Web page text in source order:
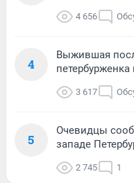
4 656
4
Выжившая
3 617
5
Очевидцы
западе
2 745 1